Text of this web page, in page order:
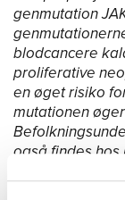
genmutation
blodcancere
proliferative
en øget risiko
mutationen
også findes